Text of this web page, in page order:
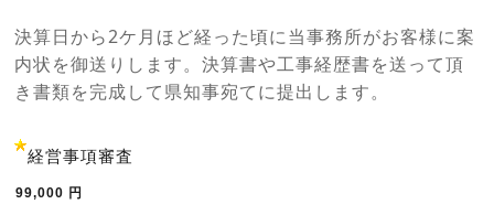
決算日から2ケ月ほど経った頃に当事務所がお客様に案
内状を御送りします。決算書や工事経歴書を送って頂
き書類を完成して県知事宛てに提出します。
経営事項審査
99,000 円